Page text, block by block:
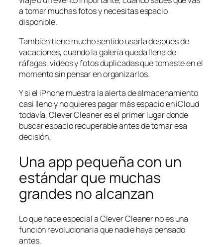
a tomar muchas fotos y necesitas espacio
disponible.
También tiene mucho sentido usarla después de
vacaciones, cuando la galería queda llena de
ráfagas, videos y fotos duplicadas que tomaste en el
momento sin pensar en organizarlos.
Y si el iPhone muestra la alerta de almacenamiento
casi lleno y no quieres pagar más espacio en iCloud
todavía, Clever Cleaner es el primer lugar donde
buscar espacio recuperable antes de tomar esa
decisión.
Una app pequeña con un
estándar que muchas
grandes no alcanzan
Lo que hace especial a Clever Cleaner no es una
función revolucionaria que nadie haya pensado
antes.